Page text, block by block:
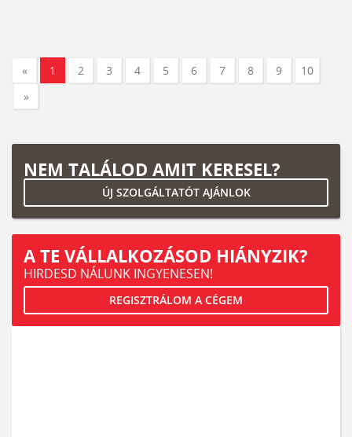
« 1 2 3 4 5 6 7 8 9
10
»
NEM TALÁLOD AMIT KERESEL?
ÚJ SZOLGÁLTATÓT AJÁNLOK
A TE VÁLLALKOZÁSOD HIÁNYZIK?
HIRDESD NÁLUNK INGYENESEN!
REGISZTRÁLOM A CÉGEM